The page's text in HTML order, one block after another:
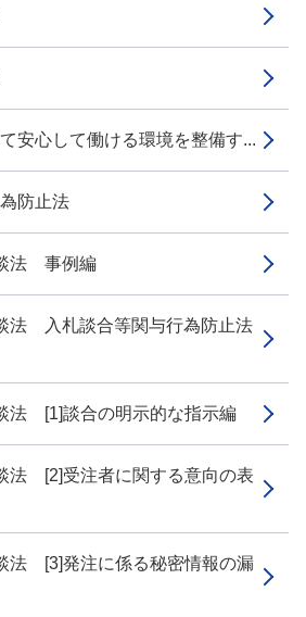
安心して働ける環境を整備す...
防止法
法 事例編
法 入札談合等関与行為防止法
法 [1]談合の明示的な指示編
法 [2]受注者に関する意向の表
法 [3]発注に係る秘密情報の漏